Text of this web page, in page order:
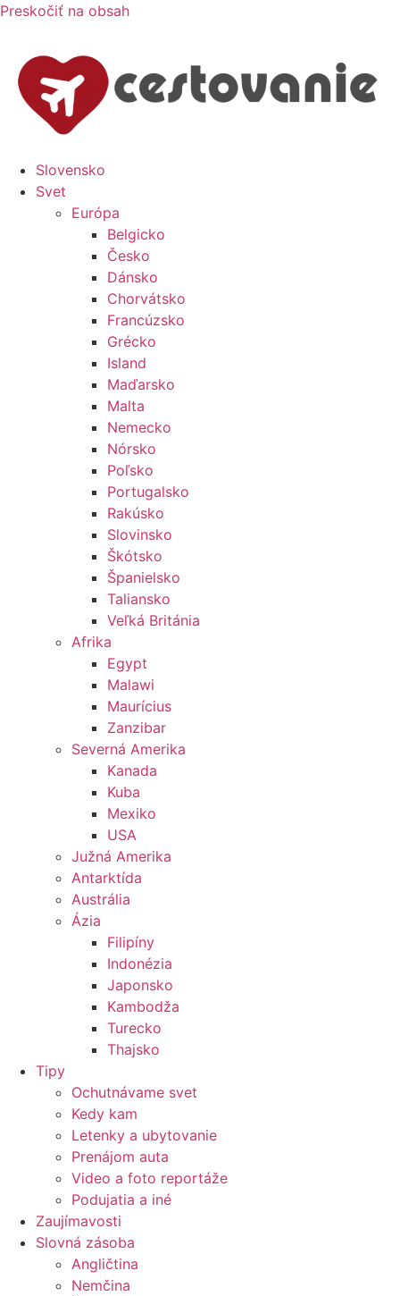
Preskočiť na obsah
Slovensko
Svet
Európa
Belgicko
Česko
Dánsko
Chorvátsko
Francúzsko
Grécko
Island
Maďarsko
Malta
Nemecko
Nórsko
Poľsko
Portugalsko
Rakúsko
Slovinsko
Škótsko
Španielsko
Taliansko
Veľká Británia
Afrika
Egypt
Malawi
Maurícius
Zanzibar
Severná Amerika
Kanada
Kuba
Mexiko
USA
Južná Amerika
Antarktída
Austrália
Ázia
Filipíny
Indonézia
Japonsko
Kambodža
Turecko
Thajsko
Tipy
Ochutnávame svet
Kedy kam
Letenky a ubytovanie
Prenájom auta
Video a foto reportáže
Podujatia a iné
Zaujímavosti
Slovná zásoba
Angličtina
Nemčina